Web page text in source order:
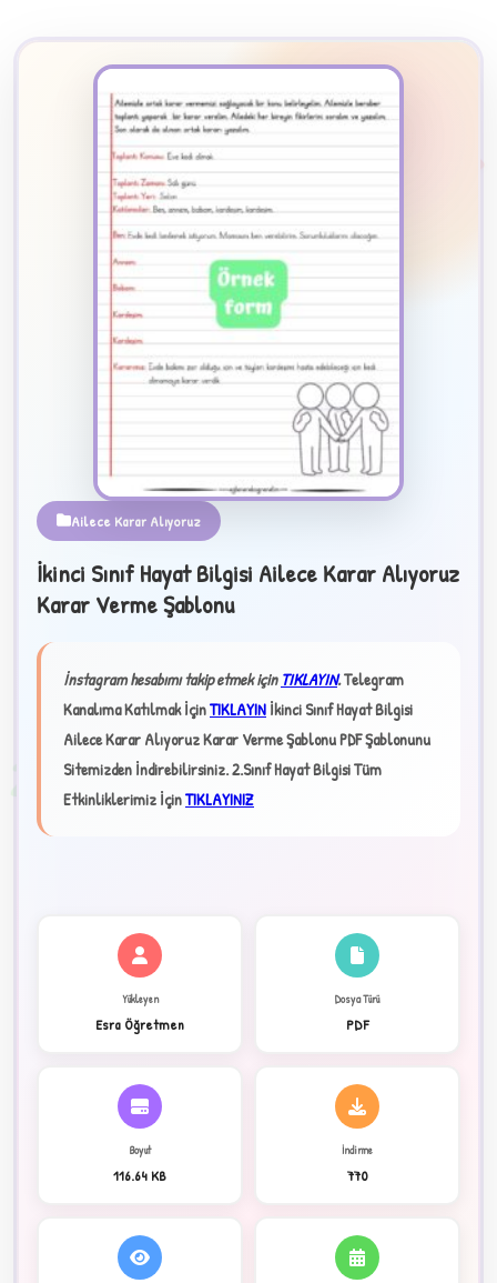
2
✦
Ailece Karar Alıyoruz
İkinci Sınıf Hayat Bilgisi Ailece Karar Alıyoruz
Karar Verme Şablonu
İnstagram hesabımı takip etmek içinTIKLAYIN.Telegram
Kanalıma Katılmak İçinTIKLAYINİkinci Sınıf Hayat Bilgisi
Ailece Karar Alıyoruz Karar Verme Şablonu PDF Şablonunu
Sitemizden İndirebilirsiniz.2.Sınıf HayatBilgisi Tüm
Etkinliklerimiz İçinTIKLAYINIZ
Yükleyen
Esra Öğretmen
Dosya Türü
PDF
Boyut
116.64 KB
İndirme
770
★